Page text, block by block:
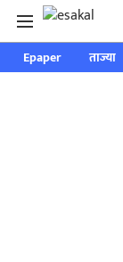
Epaper ताज्या